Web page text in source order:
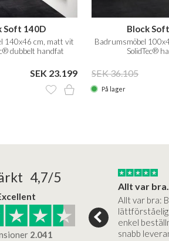
Soft 140D
140x46 cm, matt vit
dubbelt handfat
SEK 23.199
Block
Badrumsmöbel
SolidTec®
SEK 36.105
På lager
4,7/5
2.041
30/03/2025
var verkligen lätt att
med och tillmötesgick
kunders önskemål. Ett
Allt var bra.
Allt var bra:
lättförståelig
enkel
snabb